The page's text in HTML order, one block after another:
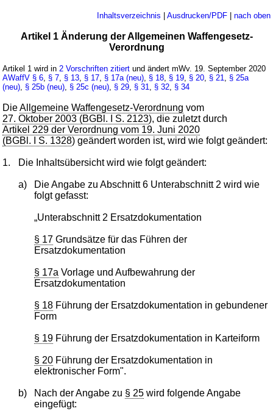
Inhaltsverzeichnis | Ausdrucken/PDF| nach oben
Artikel 1 Änderung der Allgemeinen Waffengesetz-
Verordnung
Artikel 1 wird in 2 Vorschriften zitiert und ändert mWv. 19. September 2020
AWaffV § 6 § 7 § 13 § 17 § 17a (neu) § 18 § 19 § 20 § 21
§ 25a
(neu) § 25b (neu) § 25c (neu) § 29 § 31 § 32 § 34
DieAllgemeine Waffengesetz-Verordnung vom
27. Oktober 2003 (BGBl. I S. 2123), die zuletzt durch
Artikel 229 der Verordnung vom 19. Juni 2020
(BGBl. I S. 1328) geändert worden ist, wird wie folgt geändert:
1. Die Inhaltsübersicht wird wie folgt geändert:
a)
Die Angabe zu Abschnitt 6 Unterabschnitt 2 wird wie
folgt gefasst:
„Unterabschnitt 2 Ersatzdokumentation
§ 17Grundsätze für das Führen der
Ersatzdokumentation
§ 17a Vorlage und Aufbewahrung der
Ersatzdokumentation
§ 18Führung der Ersatzdokumentation in gebundener
Form
§ 19Führung der Ersatzdokumentation in Karteiform
§ 20Führung der Ersatzdokumentation in
elektronischer Form".
b) Nach der Angabe zu § 25wird folgende Angabe
eingefügt: